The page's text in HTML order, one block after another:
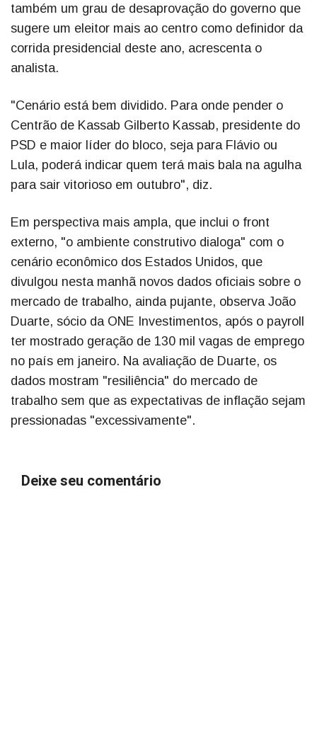
também um grau de desaprovação do governo que
sugere um eleitor mais ao centro como definidor da
corrida presidencial deste ano, acrescenta o
analista.
"Cenário está bem dividido. Para onde pender o
Centrão de Kassab Gilberto Kassab, presidente do
PSD e maior líder do bloco, seja para Flávio ou
Lula, poderá indicar quem terá mais bala na agulha
para sair vitorioso em outubro", diz.
Em perspectiva mais ampla, que inclui o front
externo, "o ambiente construtivo dialoga" com o
cenário econômico dos Estados Unidos, que
divulgou nesta manhã novos dados oficiais sobre o
mercado de trabalho, ainda pujante, observa João
Duarte, sócio da ONE Investimentos, após o payroll
ter mostrado geração de 130 mil vagas de emprego
no país em janeiro. Na avaliação de Duarte, os
dados mostram "resiliência" do mercado de
trabalho sem que as expectativas de inflação sejam
pressionadas "excessivamente".
Deixe seu comentário